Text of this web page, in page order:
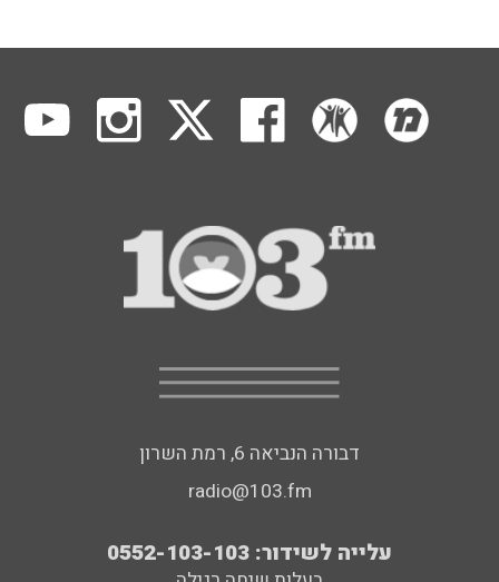
דבורה הנביאה 6, רמת השרון
radio@103.fm
עלייה לשידור: 0552-103-103